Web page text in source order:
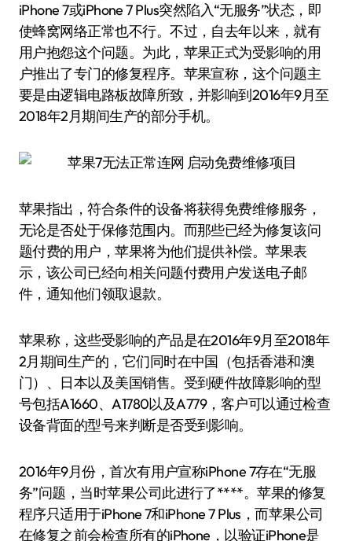
iPhone 7或iPhone 7 Plus突然陷入“无服务”状态，即
使蜂窝网络正常也不行。不过，自去年以来，就有
用户抱怨这个问题。为此，苹果正式为受影响的用
户推出了专门的修复程序。苹果宣称，这个问题主
要是由逻辑电路板故障所致，并影响到2016年9月至
2018年2月期间生产的部分手机。
苹果指出，符合条件的设备将获得免费维修服务，
无论是否处于保修范围内。而那些已经为修复该问
题付费的用户，苹果将为他们提供补偿。苹果表
示，该公司已经向相关问题付费用户发送电子邮
件，通知他们领取退款。
苹果称，这些受影响的产品是在2016年9月至2018年
2月期间生产的，它们同时在中国（包括香港和澳
门）、日本以及美国销售。受到硬件故障影响的型
号包括A1660、A1780以及A779，客户可以通过检查
设备背面的型号来判断是否受到影响。
2016年9月份，首次有用户宣称iPhone 7存在“无服
务”问题，当时苹果公司此进行了****。苹果的修复
程序只适用于iPhone 7和iPhone 7 Plus，而苹果公司
在修复之前会检查所有的iPhone，以验证iPhone是